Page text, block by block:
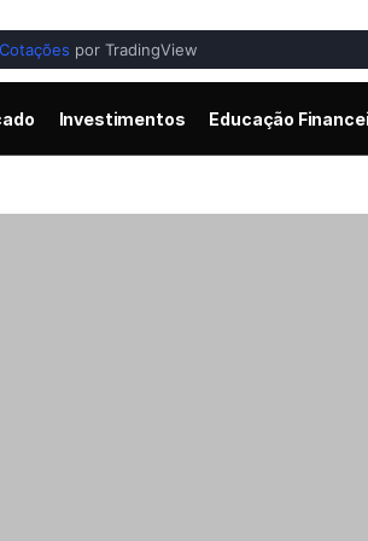
Cotações por TradingView
Investimentos Educação